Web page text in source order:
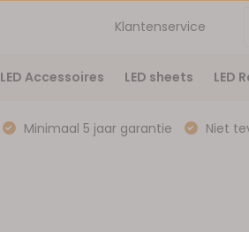
Klantenservice
LED Accessoires LED sheets LED
Minimaal 5 jaar garantie Niet